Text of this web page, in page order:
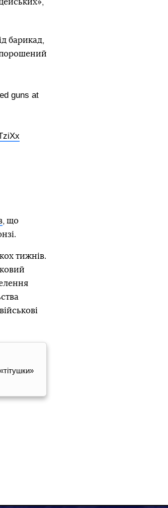
барикад,
guns at
, що
тижнів.